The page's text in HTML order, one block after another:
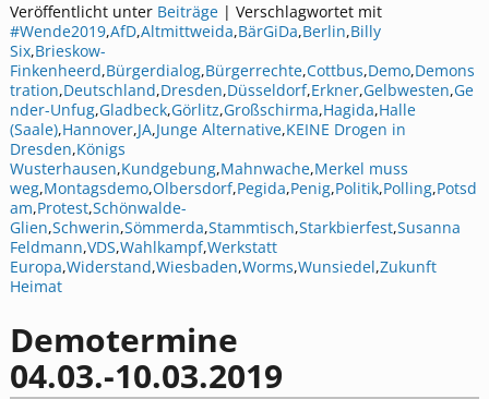
Veröffentlicht unter Beiträge| Verschlagwortet mit
#Wende2019,AfD,Altmittweida,BärGiDa,Berlin,Billy
Six,Brieskow-
Finkenheerd,Bürgerdialog,Bürgerrechte,Cottbus,Demo,Demons
tration,Deutschland,Dresden,Düsseldorf,Erkner,Gelbwesten,Ge
nder-Unfug,Gladbeck,Görlitz,Großschirma,Hagida,Halle
(Saale),Hannover,JA,Junge Alternative,KEINE Drogen in
Dresden,Königs
Wusterhausen,Kundgebung,Mahnwache,Merkel muss
weg,Montagsdemo,Olbersdorf,Pegida,Penig,Politik,Polling,Potsd
am,Protest,Schönwalde-
Glien,Schwerin,Sömmerda,Stammtisch,Starkbierfest,Susanna
Feldmann,VDS,Wahlkampf,Werkstatt
Europa,Widerstand,Wiesbaden,Worms,Wunsiedel,Zukunft
Heimat
Demotermine
04.03.-10.03.2019